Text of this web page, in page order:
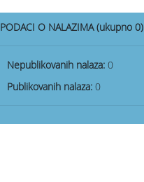
PODACI O NALAZIMA (ukupno 0)
Nepublikovanih nalaza: 0
Publikovanih nalaza: 0